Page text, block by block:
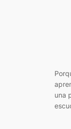
una